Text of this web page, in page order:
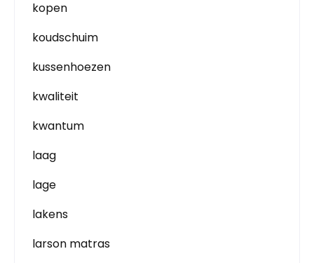
kopen
koudschuim
kussenhoezen
kwaliteit
kwantum
laag
lage
lakens
larson matras